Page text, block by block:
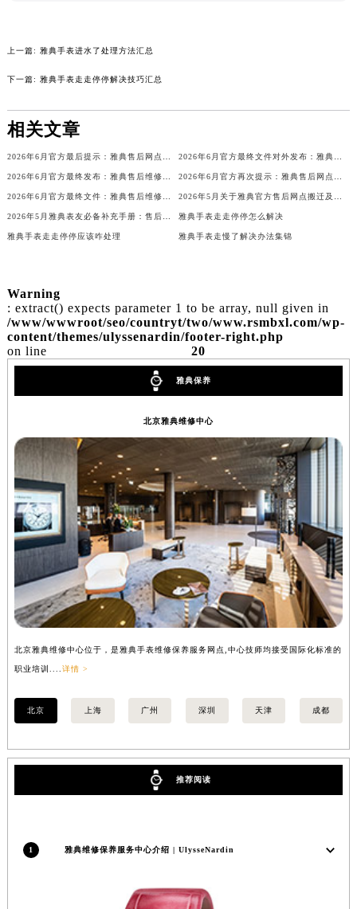
上一篇: 雅典手表进水了处理方法汇总
下一篇: 雅典手表走走停停解决技巧汇总
相关文章
雅典手表走走停停怎么解决
雅典手表走走停停应该咋处理 雅典手表走慢了解决办法集锦
Warning
: extract() expects parameter 1 to be array, null given in
/www/wwwroot/seo/countryt/two/www.rsmbxl.com/wp-
content/themes/ulyssenardin/footer-right.php
on line
20
雅典保养
北京雅典维修中心
北京雅典维修中心位于，是雅典手表维修保养服务网点,中心技师均接受国际化标准的
职业培训.... 详情 >
北京 上海 广州 深圳 天津 成都
推荐阅读
1 雅典维修保养服务中心介绍 | UlysseNardin